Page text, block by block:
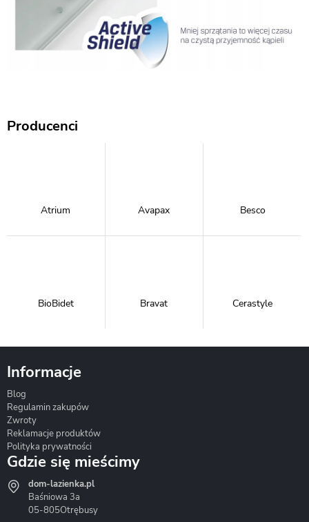
Producenci
Atrium Avapax Besco
BioBidet Bravat Cerastyle
Hydrostop
Informacje
Blog
Regulamin zakupów
Zwroty
Reklamacje produktów
Polityka prywatności
Gdzie się mieścimy
dom-lazienka.pl
Baśniowa 3a
05-805Otrębusy